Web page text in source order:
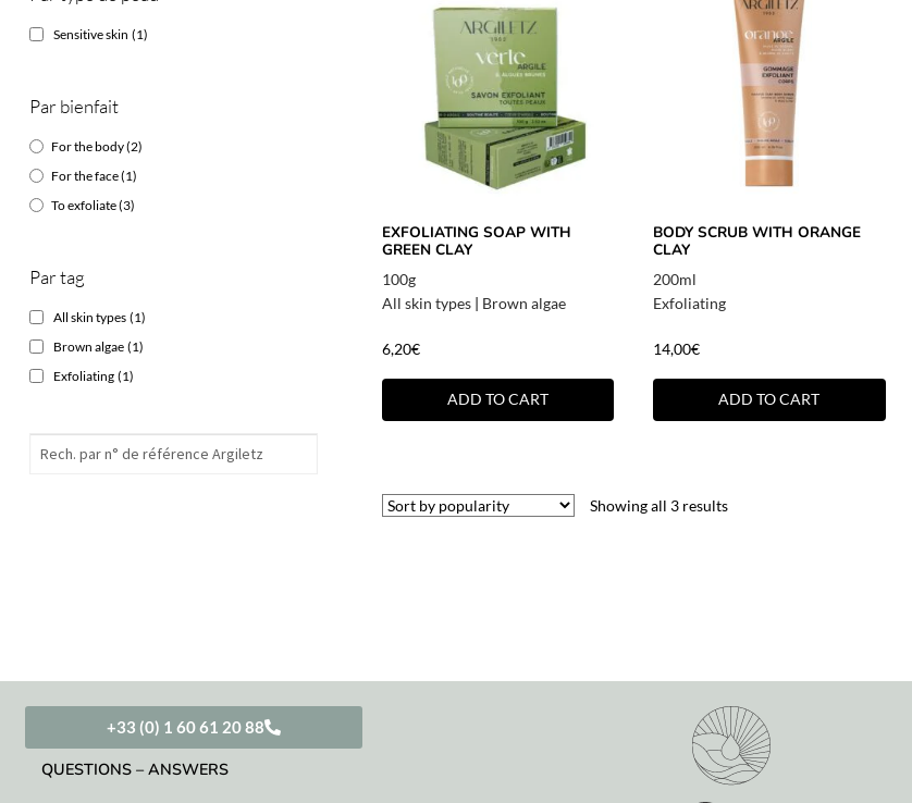
EXFOLIATING SOAP WITH
GREEN CLAY
100g
All skin types| Brown algae
6,20€
ADD TO CART
BODY SCRUB WITH ORANGE
CLAY
200ml
Exfoliating
14,00€
ADD TO CART
Showing all 3 results
Sensitive skin (1)
Par bienfait
For the body(2)
For the face(1)
To exfoliate(3)
Par tag
All skin types (1)
Brown algae (1)
Exfoliating (1)
+33 (0) 1 60 61 20 88
QUESTIONS – ANSWERS